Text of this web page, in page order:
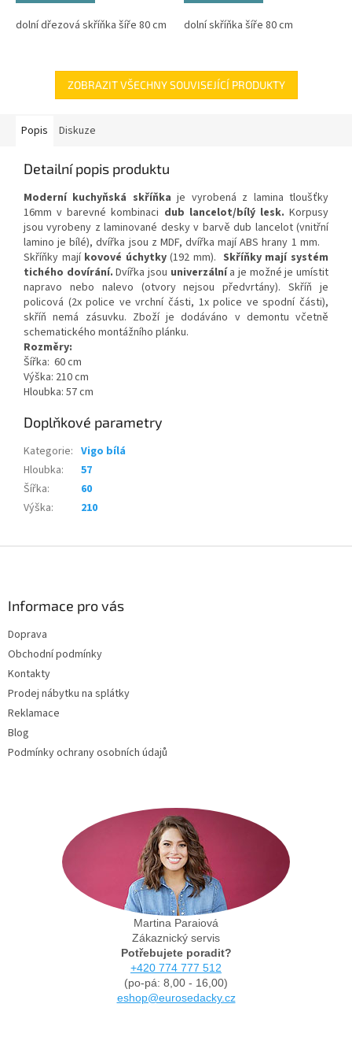
dolní dřezová skříňka šíře 80 cm dolní skříňka šíře 80 cm
ZOBRAZIT VŠECHNY SOUVISEJÍCÍ PRODUKTY
Popis Diskuze
Detailní popis produktu
Moderní kuchyňská skříňka je vyrobená z lamina tloušťky
16mm v barevné kombinaci dub lancelot/bílý lesk. Korpusy
jsou vyrobeny z laminované desky v barvě dub lancelot (vnitřní
lamino je bílé), dvířka jsou z MDF, dvířka mají ABS hrany 1 mm.
Skříňky mají kovové úchytky(192 mm). Skříňky mají systém
tichého dovírání. Dvířka jsou univerzálnía je možné je umístit
napravo nebo nalevo (otvory nejsou předvrtány). Skříň je
policová (2x police ve vrchní části, 1x police ve spodní části),
skříň nemá zásuvku. Zboží je dodáváno v demontu včetně
schematického montážního plánku.
Rozměry:
Šířka: 60 cm
Výška: 210 cm
Hloubka: 57 cm
Doplňkové parametry
Kategorie: Vigo bílá
Hloubka:
57
Šířka:
60
Výška: 210
Informace pro vás
Doprava
Obchodní podmínky
Kontakty
Prodej nábytku na splátky
Reklamace
Blog
Podmínky ochrany osobních údajů
Martina Paraiová
Zákaznický servis
Potřebujete poradit?
+420 774 777 512
(po-pá: 8,00 - 16,00)
eshop@eurosedacky.cz